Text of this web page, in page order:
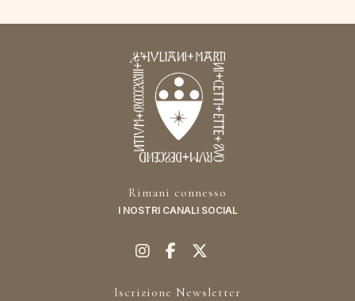
Rimani connesso
I NOSTRI CANALI SOCIAL
Iscrizione Newsletter